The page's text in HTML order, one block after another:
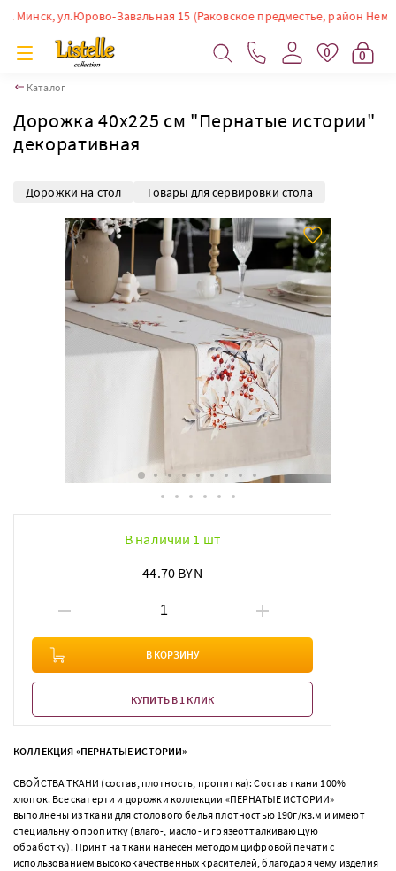
ул.Юрово-Завальная 15 (Раковское предместье, район
0 0
Каталог
Дорожка 40х225 см "Пернатые истории"
декоративная
Дорожки на стол Товары для сервировки стола
В наличии 1 шт
44.70 BYN
В КОРЗИНУ
КУПИТЬ В 1 КЛИК
КОЛЛЕКЦИЯ «ПЕРНАТЫЕ ИСТОРИИ»
СВОЙСТВА ТКАНИ (состав, плотность, пропитка): Состав ткани 100%
хлопок. Все скатерти и дорожки коллекции «ПЕРНАТЫЕ ИСТОРИИ»
выполнены из ткани для столового белья плотностью 190г/кв.м и имеют
специальную пропитку (влаго-, масло- и грязеотталкивающую
обработку). Принт на ткани нанесен методом цифровой печати с
использованием высококачественных красителей, благодаря чему изделия